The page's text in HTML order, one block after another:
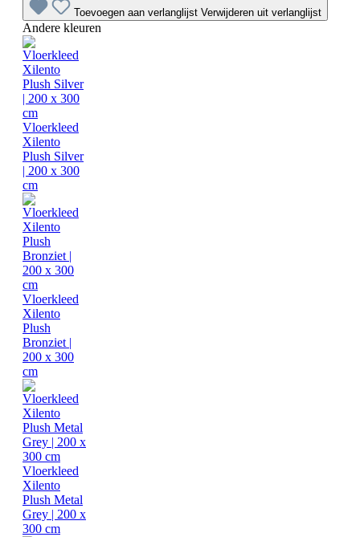
Toevoegen aan verlanglijst Verwijderen uit verlanglijst
Andere kleuren
Vloerkleed
Xilento
Plush Silver
| 200 x 300
cm
Vloerkleed
Xilento
Plush
Bronziet |
200 x 300
cm
Vloerkleed
Xilento
Plush Metal
Grey | 200 x
300 cm